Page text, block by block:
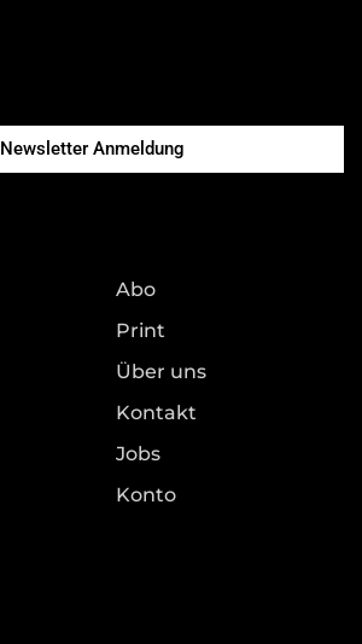
Newsletter Anmeldung
Abo
Print
Über uns
Kontakt
Jobs
Konto